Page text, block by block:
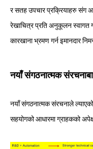
र सतह उपचार प्रक्रियाहरु संग
रेखाचित्र प्रति अनुकूलन स्वागत
कारखाना भ्रमण गर्न इमानदार
नयाँ संगठनात्मक
नयाँ संगठनात्मक संरचनाले
सहयोगको आधारमा ग्राहकको